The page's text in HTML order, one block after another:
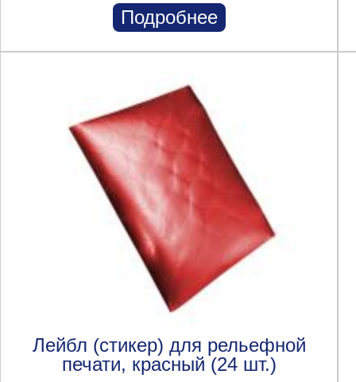
Подробнее
Лейбл (стикер) для рельефной
печати, красный (24 шт.)